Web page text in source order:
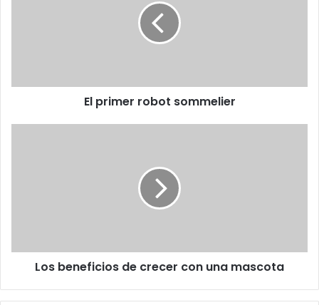
El primer robot sommelier
Los beneficios de crecer con una mascota